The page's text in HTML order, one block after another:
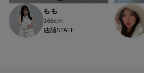
もも
165cm
店舗STAFF